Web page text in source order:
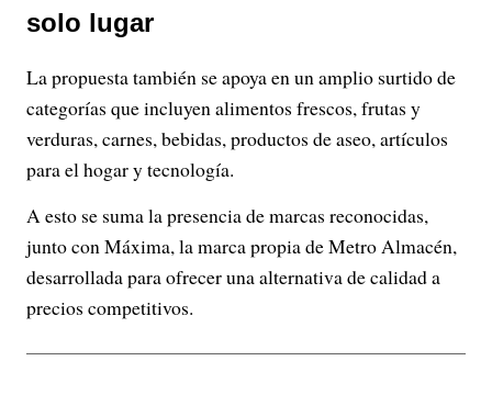
solo lugar
La propuesta también se apoya en un amplio surtido de
categorías que incluyen alimentos frescos, frutas y
verduras, carnes, bebidas, productos de aseo, artículos
para el hogar y tecnología.
A esto se suma la presencia de marcas reconocidas,
junto con Máxima, la marca propia de Metro Almacén,
desarrollada para ofrecer una alternativa de calidad a
precios competitivos.